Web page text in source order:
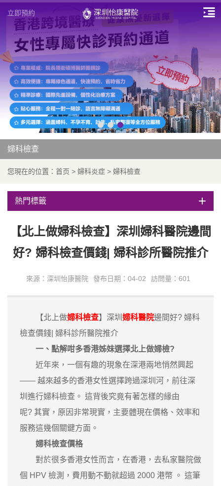
立即預約
婦科檢查
您現在的位置： 首页 > 婦科炎症 > 婦科檢查
熱門標籤
【北上做婦科檢查】深圳婦科醫院邊間
好? 婦科檢查價錢| 婦科診所醫院推介
來源：深圳怡康醫院 發布日期：04-02 訪問量：601
【北上做婦科檢查】深圳 婦科醫院邊間好? 婦科
檢查價錢| 婦科診所醫院推介
一、點解咁多香港姊妹選擇北上做婦檢?
近年來，一個有趣的現象在深港兩地悄然興起
—— 越來越多的香港女性選擇跨過深圳河，前往深
圳進行婦科檢查。 這背後究竟有著怎樣的緣由
呢? 其實，原因非常現實，主要體現在價格、效率和
服務這幾個關鍵方面。
婦科檢查價格
對於很多香港女性而言，在香港，去私家醫院做
個 HPV 檢測，費用動不動就超過 2000 港幣 。 這筆